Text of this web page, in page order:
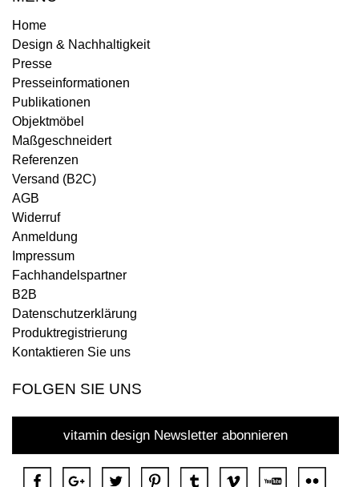
Home
Design & Nachhaltigkeit
Presse
Presseinformationen
Publikationen
Objektmöbel
Maßgeschneidert
Referenzen
Versand (B2C)
AGB
Widerruf
Anmeldung
Impressum
Fachhandelspartner
B2B
Datenschutzerklärung
Produktregistrierung
Kontaktieren Sie uns
FOLGEN SIE UNS
vitamin design Newsletter abonnieren